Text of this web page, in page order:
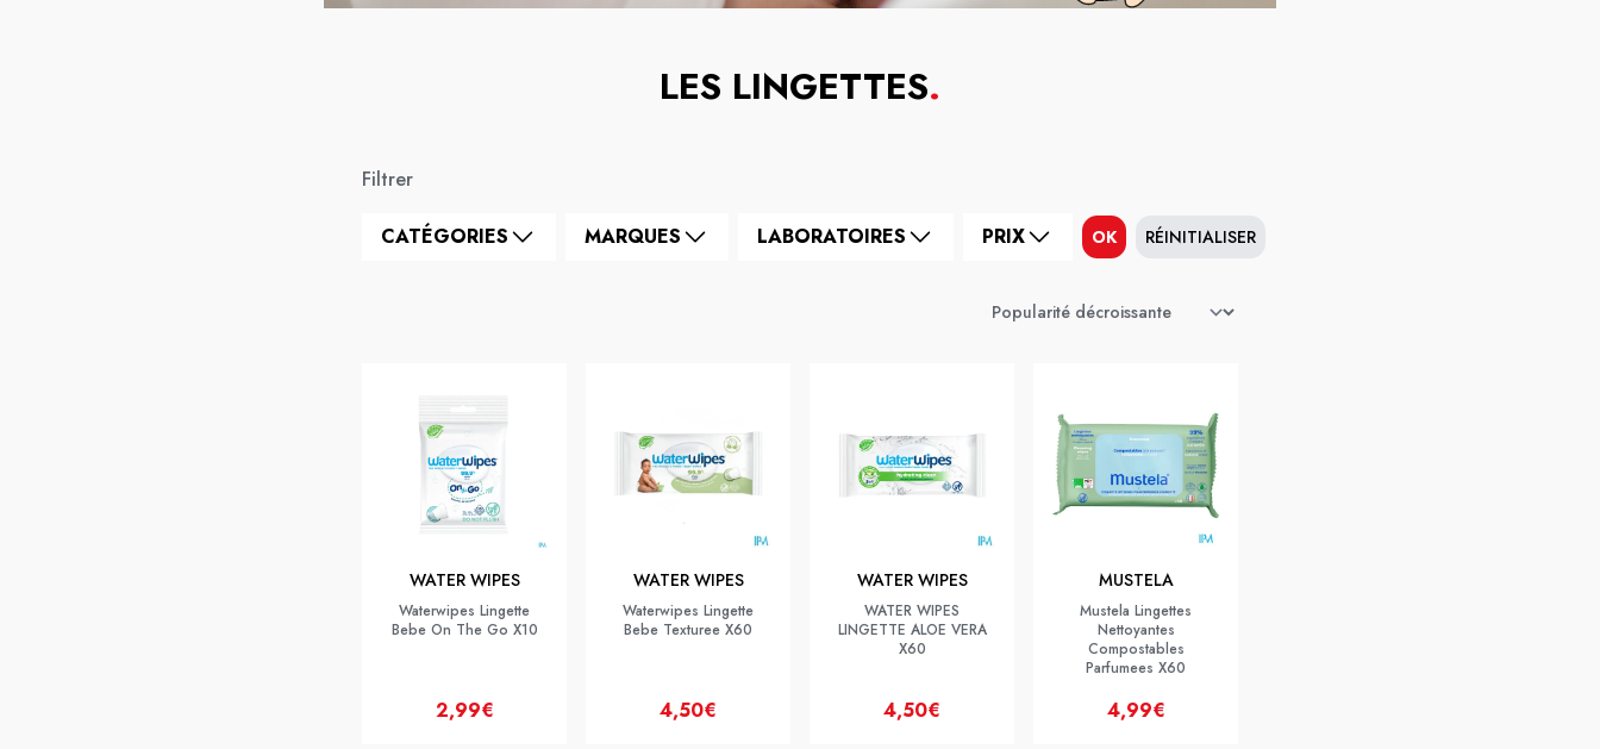
LES LINGETTES.
Filtrer
CATÉGORIES MARQUES LABORATOIRES PRIX OK RÉINITIALISER
WATER WIPES
Waterwipes Lingette
Bebe On The Go X10
2,99€
WATER WIPES
Waterwipes Lingette
Bebe Texturee X60
4,50€
WATER WIPES
WATER WIPES
LINGETTE ALOE VERA
X60
4,50€
MUSTELA
Mustela Lingettes
Nettoyantes
Compostables
Parfumees X60
4,99€